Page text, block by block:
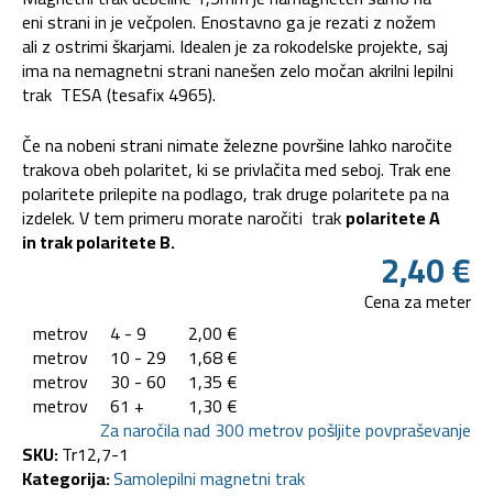
eni strani in je večpolen. Enostavno ga je rezati z nožem
ali z ostrimi škarjami. Idealen je za rokodelske projekte, saj
ima na nemagnetni strani nanešen zelo močan akrilni lepilni
trak TESA (tesafix 4965).
Če na nobeni strani nimate železne površine lahko naročite
trakova obeh polaritet, ki se privlačita med seboj. Trak ene
polaritete prilepite na podlago, trak druge polaritete pa na
izdelek. V tem primeru morate naročiti trakpolaritete A
in trak polaritete B. 2,40€
Cena za meter
metrov
4 - 9 2,00€
metrov 10 - 29 1,68€
metrov 30 - 60 1,35€
metrov 61 + 1,30€
Za naročila nad 300 metrov pošljite povpraševanje
SKU:Tr12,7-1
Kategorija:Samolepilni magnetni trak